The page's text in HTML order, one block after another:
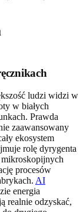
ludzi widzi w
w białych
Prawda
zaawansowany
ekosystem
rolę dyrygenta
procesów
AI
energia
realnie odzyskać,